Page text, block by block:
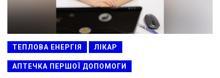
ТЕПЛОВА ЕНЕРГІЯ ЛІКАР
АПТЕЧКА ПЕРШОЇ ДОПОМОГИ